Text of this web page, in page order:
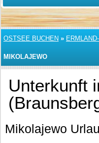
OSTSEE BUCHEN »
MIKOLAJEWO
Unterkunft
Mikolajewo